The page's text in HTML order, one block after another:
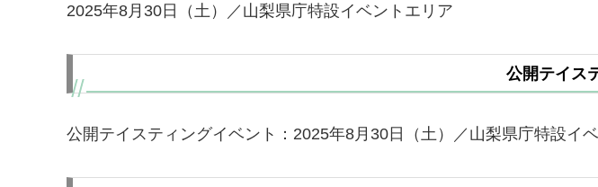
2025年8月30日（土）／山梨県庁特設イベントエリア
公開テイス
公開テイスティングイベント：2025年8月30日（土）／山梨県庁特設イ